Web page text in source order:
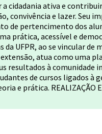
cidadania ativa e
convivência e lazer. Seu
de pertencimento dos
prática, acessível e
UFPR, ao se vincular de
atua como uma
resultados à comunidade
de cursos ligados à
e prática. REALIZAÇÃO